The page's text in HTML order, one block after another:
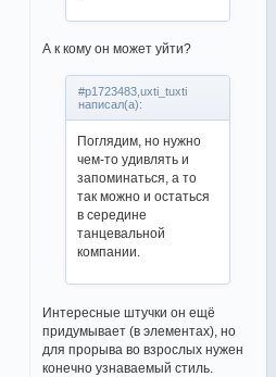
А к кому он может уйти?
#p1723483,uxti_tuxti
написал(а):
Поглядим, но нужно
чем-то удивлять и
запоминаться, а то
так можно и остаться
в середине
танцевальной
компании.
Интересные штучки он ещё
придумывает (в элементах), но
для прорыва во взрослых нужен
конечно узнаваемый стиль.